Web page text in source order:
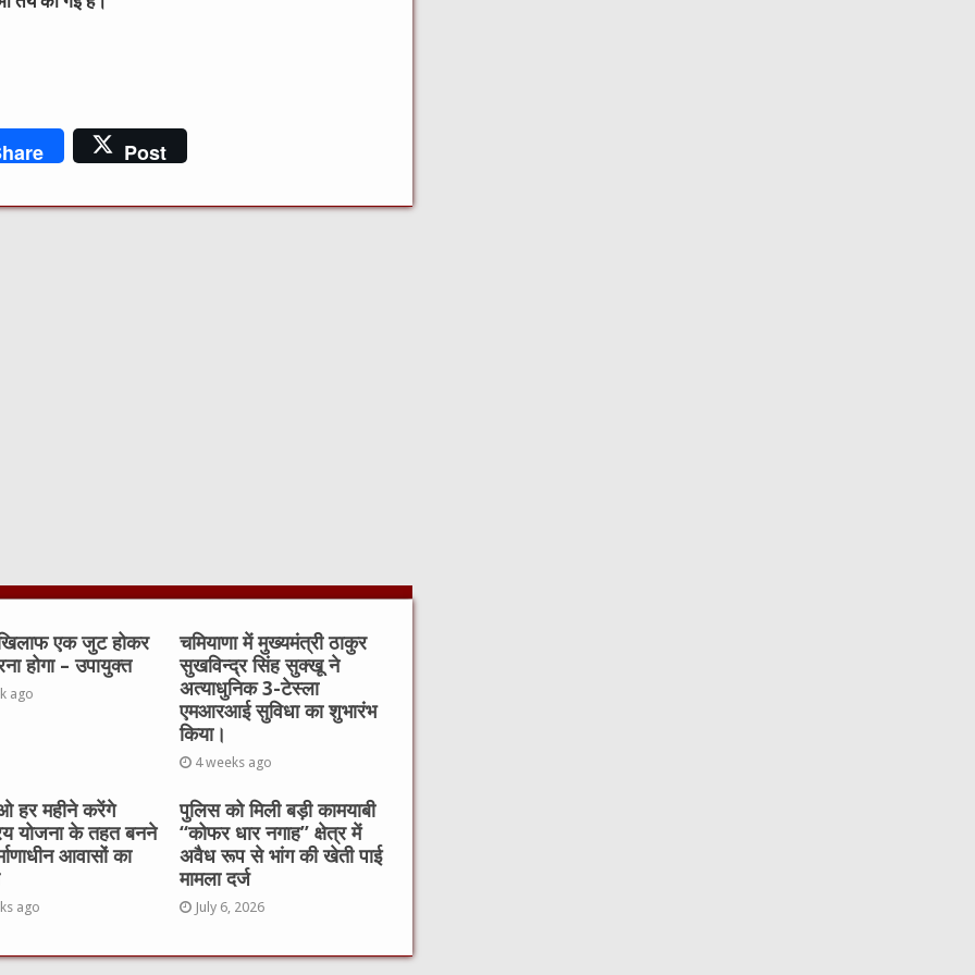
Post
एक जुट होकर
होगा – उपायुक्त
ago
चमियाणा में मुख्यमंत्री ठाकुर
सुखविन्द्र सिंह सुक्खू ने
अत्याधुनिक 3-टेस्ला
एमआरआई सुविधा का शुभारंभ
किया।
4 weeks ago
हर महीने करेंगे
योजना के तहत बनने
आवासों का
ago
पुलिस को मिली बड़ी कामयाबी
“कोफर धार नगाह” क्षेत्र में
अवैध रूप से भांग की खेती पाई
मामला दर्ज
July 6, 2026